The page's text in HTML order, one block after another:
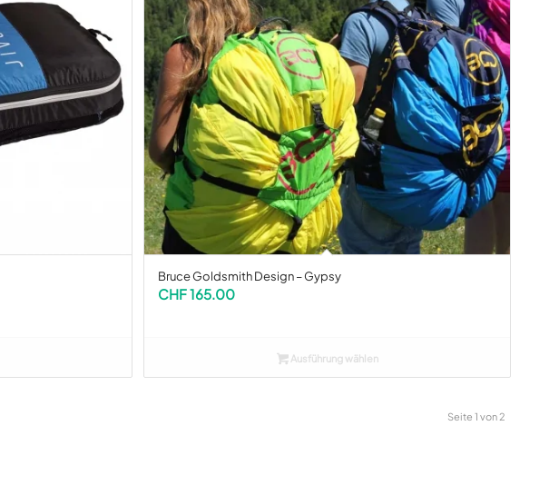
Bruce Goldsmith Design – Gypsy
CHF165.00
Ausführung wählen
Seite 1 von 2